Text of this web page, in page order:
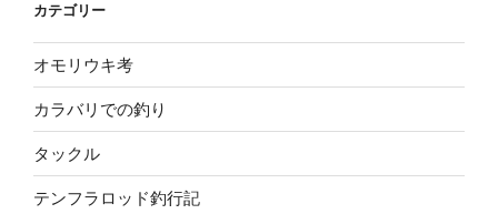
カテゴリー
オモリウキ考
カラバリでの釣り
タックル
テンフラロッド釣行記